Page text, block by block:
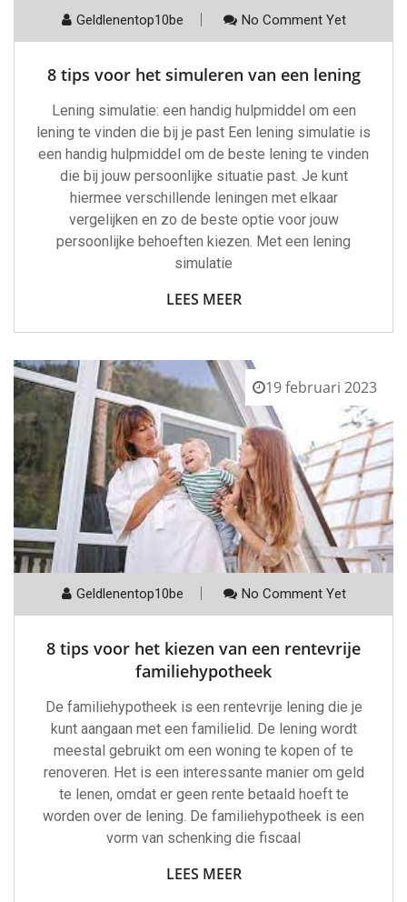
Geldlenentop10be No Comment Yet
8 tips voor het simuleren van een lening
Lening simulatie: een handig hulpmiddel om een
lening te vinden die bij je past Een lening simulatie is
een handig hulpmiddel om de beste lening te vinden
die bij jouw persoonlijke situatie past. Je kunt
hiermee verschillende leningen met elkaar
vergelijken en zo de beste optie voor jouw
persoonlijke behoeften kiezen. Met een lening
simulatie
LEES MEER
19 februari 2023
Geldlenentop10be No Comment Yet
8 tips voor het kiezen van een rentevrije
familiehypotheek
De familiehypotheek is een rentevrije lening die je
kunt aangaan met een familielid. De lening wordt
meestal gebruikt om een woning te kopen of te
renoveren. Het is een interessante manier om geld
te lenen, omdat er geen rente betaald hoeft te
worden over de lening. De familiehypotheek is een
vorm van schenking die fiscaal
LEES MEER